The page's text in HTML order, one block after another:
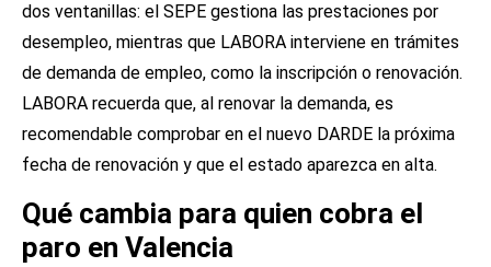
dos ventanillas: el SEPE gestiona las prestaciones por
desempleo, mientras que LABORA interviene en trámites
de demanda de empleo, como la inscripción o renovación.
LABORA recuerda que, al renovar la demanda, es
recomendable comprobar en el nuevo DARDE la próxima
fecha de renovación y que el estado aparezca en alta.
Qué cambia para quien cobra el
paro en Valencia